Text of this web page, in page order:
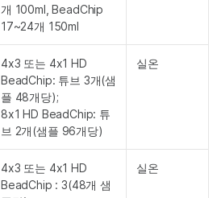
개 100ml, BeadChip
17~24개 150ml
4x3 또는 4x1 HD
BeadChip: 튜브 3개(샘
플 48개당);
8x1 HD BeadChip: 튜
브 2개(샘플 96개당)
실온
4x3 또는 4x1 HD
BeadChip : 3(48개 샘
실온